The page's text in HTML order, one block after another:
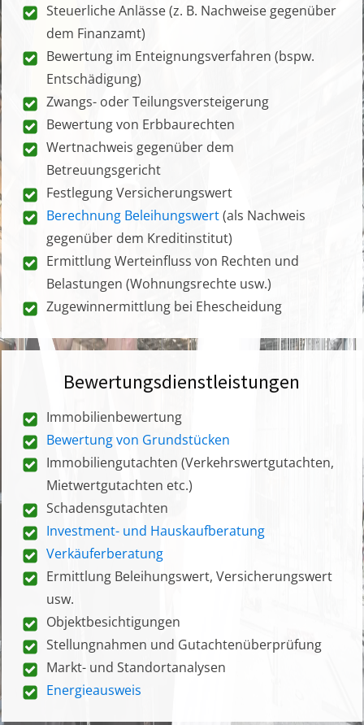
Steuerliche Anlässe (z. B. Nachweise gegenüber
dem Finanzamt)
Bewertung im Enteignungsverfahren (bspw.
Entschädigung)
Zwangs- oder Teilungsversteigerung
Bewertung von Erbbaurechten
Wertnachweis gegenüber dem
Betreuungsgericht
Festlegung Versicherungswert
Berechnung Beleihungswert(als Nachweis
gegenüber dem Kreditinstitut)
Ermittlung Werteinfluss von Rechten und
Belastungen (Wohnungsrechte usw.)
Zugewinnermittlung bei Ehescheidung
Bewertungsdienstleistungen
Immobilienbewertung
Bewertung von Grundstücken
Immobiliengutachten (Verkehrswertgutachten,
Mietwertgutachten etc.)
Schadensgutachten
Investment- und Hauskaufberatung
Verkäuferberatung
Ermittlung Beleihungswert, Versicherungswert
usw.
Objektbesichtigungen
Stellungnahmen und Gutachtenüberprüfung
Markt- und Standortanalysen
Energieausweis